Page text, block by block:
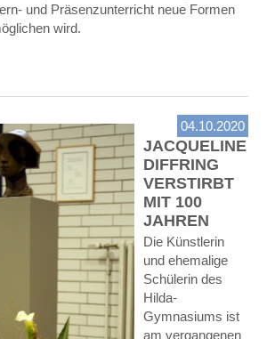
und Präsenzunterricht neue Formen
wird.
04.10.2020
JACQUELINE
DIFFRING
VERSTIRBT
MIT 100
JAHREN
Die Künstlerin
und ehemalige
Schülerin des
Hilda-
Gymnasiums ist
am vergangenen